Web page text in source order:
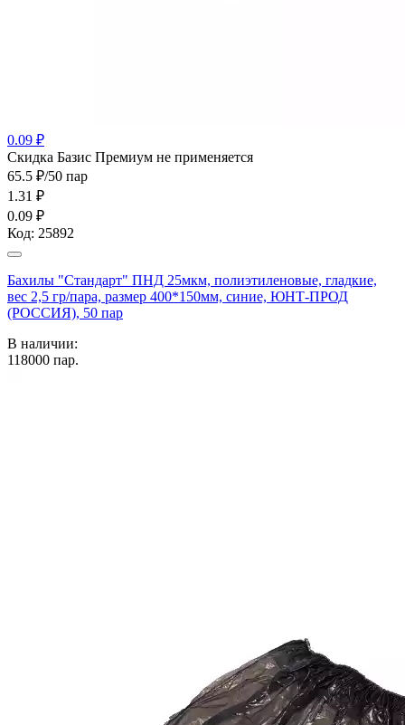
0.09 ₽
Cкидка Базис Премиум не применяется
65.5 ₽/50 пар
1.31 ₽
0.09 ₽
Код: 25892
Бахилы "Стандарт" ПНД 25мкм, полиэтиленовые, гладкие,
вес 2,5 гр/пара, размер 400*150мм, синие, ЮНТ-ПРОД
(РОССИЯ), 50 пар
В наличии:
118000 пар.